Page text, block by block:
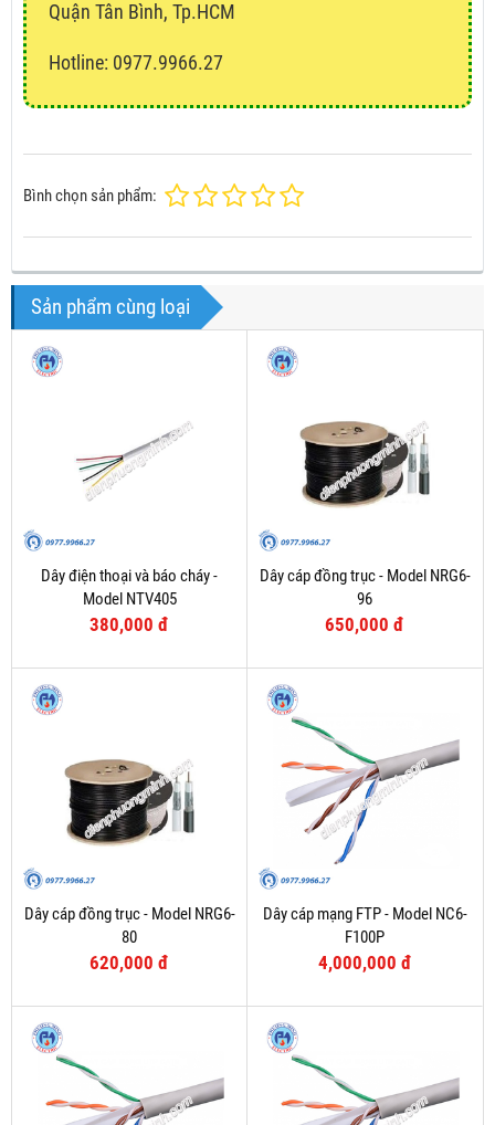
Quận Tân Bình, Tp.HCM
Hotline: 0977.9966.27
Bình chọn sản phẩm:
Sản phẩm cùng loại
Dây điện thoại và báo cháy -
Model NTV405
380,000 đ
Dây cáp đồng trục - Model NRG6-
96
650,000 đ
Dây cáp đồng trục - Model NRG6-
80
620,000 đ
Dây cáp mạng FTP - Model NC6-
F100P
4,000,000 đ